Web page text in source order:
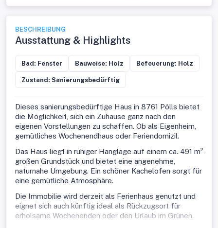
BESCHREIBUNG
Ausstattung & Highlights
Bad: Fenster Bauweise: Holz Befeuerung: Holz
Zustand: Sanierungsbedürftig
Dieses sanierungsbedürftige Haus in 8761 Pölls bietet
die Möglichkeit, sich ein Zuhause ganz nach den
eigenen Vorstellungen zu schaffen. Ob als Eigenheim,
gemütliches Wochenendhaus oder Feriendomizil.
Das Haus liegt in ruhiger Hanglage auf einem ca. 491 m²
großen Grundstück und bietet eine angenehme,
naturnahe Umgebung. Ein schöner Kachelofen sorgt für
eine gemütliche Atmosphäre.
Die Immobilie wird derzeit als Ferienhaus genutzt und
eignet sich auch künftig ideal als Rückzugsort für
erholsame Wochenenden oder den Urlaub im Grünen.